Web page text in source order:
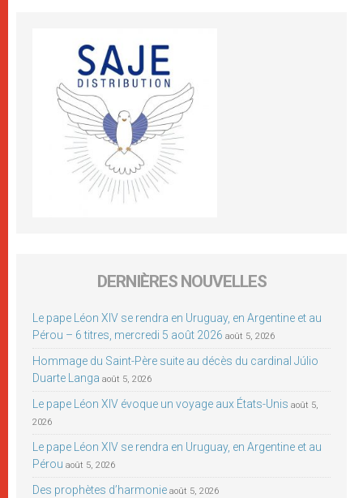
DERNIÈRES NOUVELLES
Le pape Léon XIV se rendra en Uruguay, en Argentine et au
Pérou – 6 titres, mercredi 5 août 2026 août 5, 2026
Hommage du Saint-Père suite au décès du cardinal Júlio
Duarte Langa août 5, 2026
Le pape Léon XIV évoque un voyage aux États-Unis août 5,
2026
Le pape Léon XIV se rendra en Uruguay, en Argentine et au
Pérou août 5, 2026
Des prophètes d’harmonie août 5, 2026